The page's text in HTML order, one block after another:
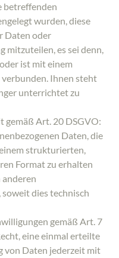
betreffenden
wurden, diese
Daten oder
mitzuteilen, es sei denn,
ist mit einem
Ihnen steht
unterrichtet zu
gemäß Art. 20 DSGVO:
Daten, die
strukturierten,
Format zu erhalten
dies technisch
gemäß Art. 7
eine einmal erteilte
von Daten jederzeit mit